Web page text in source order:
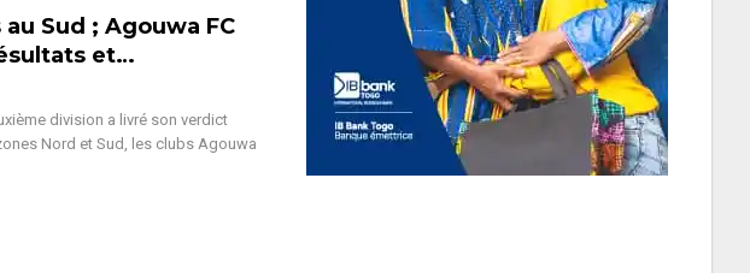
Sud ; Agouwa FC
et…
division a livré son verdict
Nord et Sud, les clubs Agouwa